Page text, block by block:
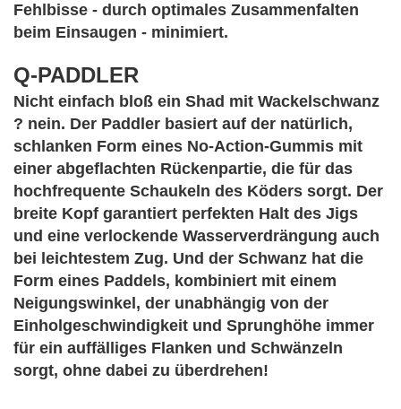
Fehlbisse - durch optimales Zusammenfalten
beim Einsaugen - minimiert.
Q-PADDLER
Nicht einfach bloß ein Shad mit Wackelschwanz
? nein. Der Paddler basiert auf der natürlich,
schlanken Form eines No-Action-Gummis mit
einer abgeflachten Rückenpartie, die für das
hochfrequente Schaukeln des Köders sorgt. Der
breite Kopf garantiert perfekten Halt des Jigs
und eine verlockende Wasserverdrängung auch
bei leichtestem Zug. Und der Schwanz hat die
Form eines Paddels, kombiniert mit einem
Neigungswinkel, der unabhängig von der
Einholgeschwindigkeit und Sprunghöhe immer
für ein auffälliges Flanken und Schwänzeln
sorgt, ohne dabei zu überdrehen!